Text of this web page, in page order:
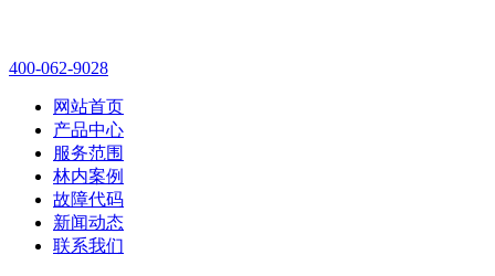
400-062-9028
网站首页
产品中心
服务范围
林内案例
故障代码
新闻动态
联系我们